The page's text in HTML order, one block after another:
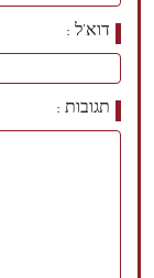
דוא'ל
תגובות